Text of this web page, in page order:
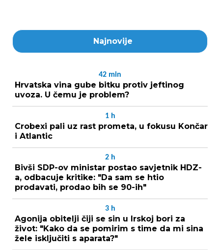
Najnovije
42 min
Hrvatska vina gube bitku protiv jeftinog
uvoza. U čemu je problem?
1 h
Crobexi pali uz rast prometa, u fokusu Končar
i Atlantic
2 h
Bivši SDP-ov ministar postao savjetnik HDZ-
a, odbacuje kritike: "Da sam se htio
prodavati, prodao bih se 90-ih"
3 h
Agonija obitelji čiji se sin u Irskoj bori za
život: "Kako da se pomirim s time da mi sina
žele isključiti s aparata?"